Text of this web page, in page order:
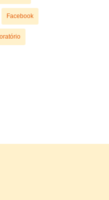
Facebook